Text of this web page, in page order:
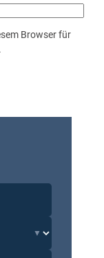
Browser für